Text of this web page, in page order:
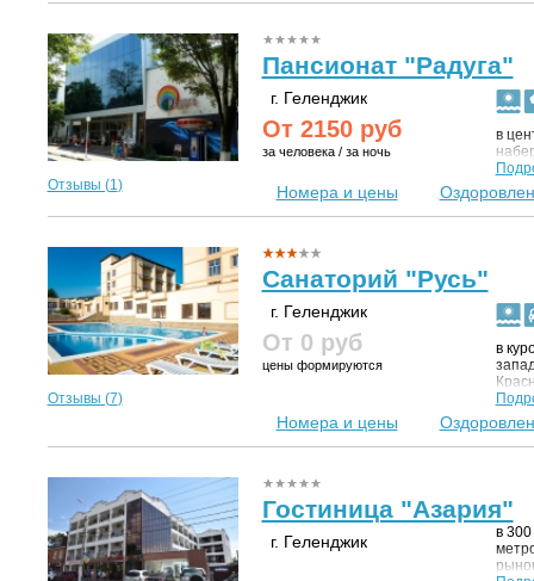
Отзывы (1)
Пансионат "Радуга"
г. Геленджик
От 2150руб
за человека / за ночь
в
Номера и цены
Отзывы (7)
Санаторий "Русь"
г. Геленджик
От 0 руб
цены формируются
в
Номера и цены
Гостиница "Азария"
г. Геленджик
в